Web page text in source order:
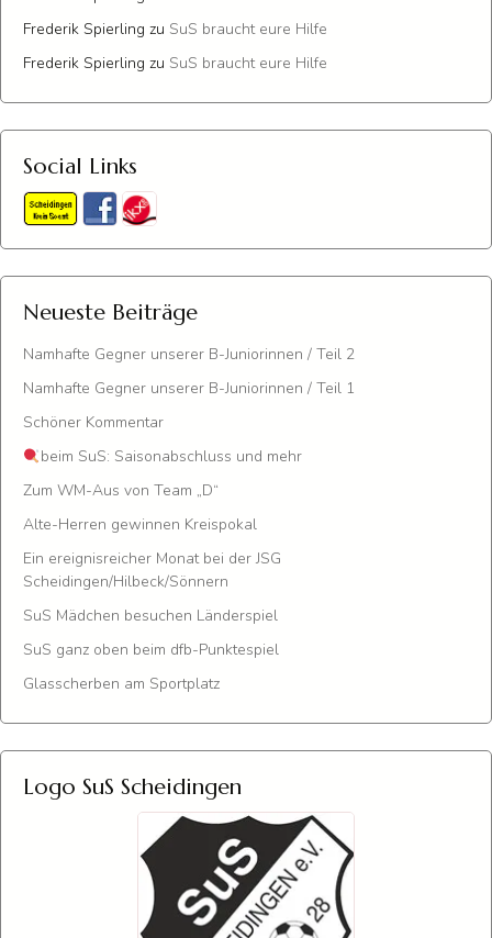
Frederik Spierling zu SuS braucht eure Hilfe
Frederik Spierling zu SuS braucht eure Hilfe
Social Links
Neueste Beiträge
Namhafte Gegner unserer B-Juniorinnen / Teil 2
Namhafte Gegner unserer B-Juniorinnen / Teil 1
Schöner Kommentar
beim SuS: Saisonabschluss und mehr
Zum WM-Aus von Team „D“
Alte-Herren gewinnen Kreispokal
Ein ereignisreicher Monat bei der JSG
Scheidingen/Hilbeck/Sönnern
SuS Mädchen besuchen Länderspiel
SuS ganz oben beim dfb-Punktespiel
Glasscherben am Sportplatz
Logo SuS Scheidingen